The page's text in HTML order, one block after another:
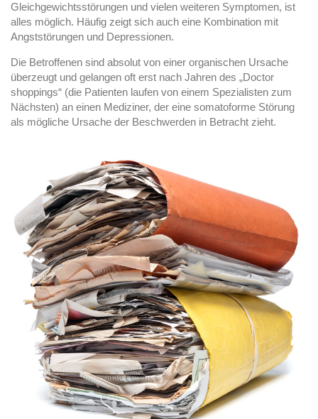
Gleichgewichtsstörungen und vielen weiteren Symptomen, ist
alles möglich. Häufig zeigt sich auch eine Kombination mit
Angststörungen und Depressionen.
Die Betroffenen sind absolut von einer organischen Ursache
überzeugt und gelangen oft erst nach Jahren des „Doctor
shoppings“ (die Patienten laufen von einem Spezialisten zum
Nächsten) an einen Mediziner, der eine somatoforme Störung
als mögliche Ursache der Beschwerden in Betracht zieht.